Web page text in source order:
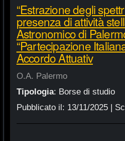
“Estrazione degli
presenza di attività
Astronomico di
“Partecipazione
Accordo Attuativ
O.A. Palermo
Tipologia: Borse di studio
Pubblicato il: 13/11/2025|